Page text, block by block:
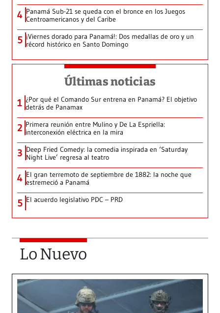
4 Panamá Sub-21 se queda con el bronce en los Juegos
Centroamericanos y del Caribe
5 ¡Viernes dorado para Panamá!: Dos medallas de oro y un
récord histórico en Santo Domingo
Últimas noticias
1 ¿Por qué el Comando Sur entrena en Panamá? El objetivo
detrás de Panamax
2 Primera reunión entre Mulino y De La Espriella:
interconexión eléctrica en la mira
3 Deep Fried Comedy: la comedia inspirada en ‘Saturday
Night Live’ regresa al teatro
4 El gran terremoto de septiembre de 1882: la noche que
estremeció a Panamá
5 El acuerdo legislativo PDC – PRD
Lo Nuevo